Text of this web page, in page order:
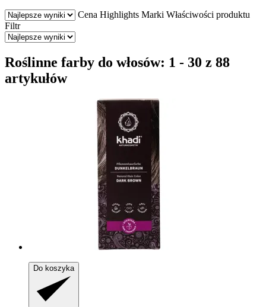
Cena Highlights Marki Właściwości produktu
Filtr
Roślinne farby do włosów: 1 - 30 z 88
artykułów
Do koszyka